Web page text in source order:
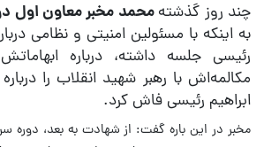
چند روز گذشتهمحمد مخبر معاون اول
به اینکه با مسئولین امنیتی و نظامی
رئیسی جلسه داشته، درباره
مکالمه‌اش با رهبر شهید انقلاب را
ابراهیم رئیسی فاش کرد.
مخبر در این باره گفت: از شهادت به بعد، دوره